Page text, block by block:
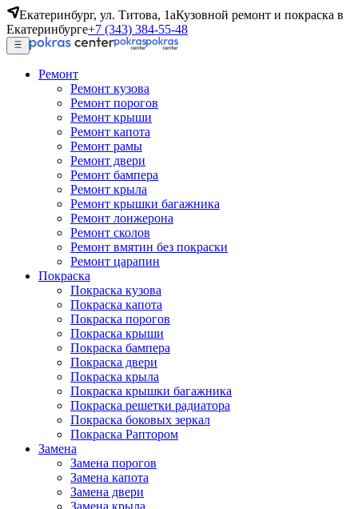
Екатеринбург, ул. Титова, 1аКузовной ремонт и покраска в
Екатеринбурге+7 (343) 384-55-48
Ремонт
Ремонт кузова
Ремонт порогов
Ремонт крыши
Ремонт капота
Ремонт рамы
Ремонт двери
Ремонт бампера
Ремонт крыла
Ремонт крышки багажника
Ремонт лонжерона
Ремонт сколов
Ремонт вмятин без покраски
Ремонт царапин
Покраска
Покраска кузова
Покраска капота
Покраска порогов
Покраска крыши
Покраска бампера
Покраска двери
Покраска крыла
Покраска крышки багажника
Покраска решетки радиатора
Покраска боковых зеркал
Покраска Раптором
Замена
Замена порогов
Замена капота
Замена двери